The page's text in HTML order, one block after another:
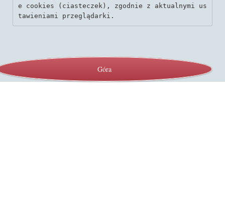
e cookies (ciasteczek), zgodnie z aktualnymi us
tawieniami przeglądarki.
Góra